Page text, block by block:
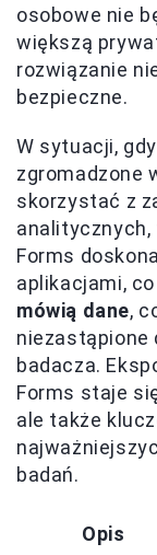
osobowe nie
większą
rozwiązanie
bezpieczne.
W sytuacji,
zgromadzone
skorzystać z
Forms
aplikacjami,
mówią dane,
niezastąpione
badacza.
Forms staje
ale także
badań.
Opis